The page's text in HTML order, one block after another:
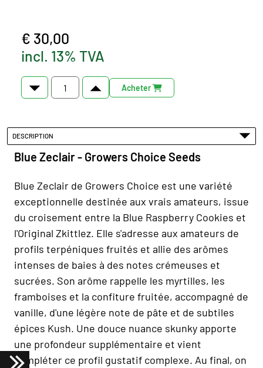
€ 30,00
incl. 13% TVA
Acheter
DESCRIPTION
Blue Zeclair - Growers Choice Seeds
Blue Zeclair de Growers Choice est une variété
exceptionnelle destinée aux vrais amateurs, issue
du croisement entre la Blue Raspberry Cookies et
l'Original Zkittlez. Elle s'adresse aux amateurs de
profils terpéniques fruités et allie des arômes
intenses de baies à des notes crémeuses et
sucrées. Son arôme rappelle les myrtilles, les
framboises et la confiture fruitée, accompagné de
vanille, d'une légère note de pâte et de subtiles
épices Kush. Une douce nuance skunky apporte
une profondeur supplémentaire et vient
compléter ce profil gustatif complexe. Au final, on